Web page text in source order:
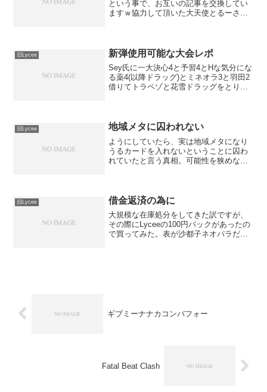
という事で、お互いの記事を交換してい
ますｗ協力して頂いた大天使とるーさん
旧Lycee 新弾使用可能な大会レポ
Sey氏に一大決心4と予習4とHな気分にな
る薬4(以降ドラッグ)とミネオラ3と羽田2
借りてトラペゾと花雪ドラッグをとりあ
使用デッ...
旧Lycee 地域メタに囚われない
ようにしていたら、実は地域メタになり
うるカードを入れないということに囚わ
れていたと言う真相。可能性を狭めない
雪ドロップ ×相手水羽コ...
旧Lycee 借金返済の為に
大規模な在庫処分をしてきた訳ですが、
その際にLyceeの100円パックがあったの
で買ってみた。表が沙都子ネオパラだっ
ギブミーナナカコンバフォー
Fatal Beat Clash